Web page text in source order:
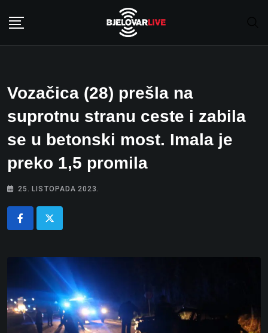
Vozačica (28) prešla na
suprotnu stranu ceste i zabila
se u betonski most. Imala je
preko 1,5 promila
25. LISTOPADA 2023.